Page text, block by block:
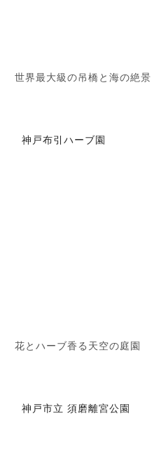
世界最大級の吊橋と海の絶景
神戸布引ハーブ園
花とハーブ香る天空の庭園
神戸市立 須磨離宮公園